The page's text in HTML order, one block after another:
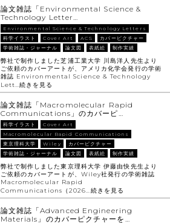
論文雑誌「Environmental Science &
Technology Letter…
Environmental Science & Technology Letters
科学イラスト
Cover Art ACS
カバーピクチャー
学術雑誌・ジャーナル
論文図 表紙絵 制作実績
弊社で制作しました芝浦工業大学 川島洋人先生より
ご依頼のカバーアートが、アメリカ化学会発行の学術
雑誌 Environmental Science & Technology
Lett…続きを見る
論文雑誌「Macromolecular Rapid
Communications」のカバーピ…
科学イラスト
Cover Art
Macromolecular Rapid Communications
東京理科大学
Wiley
カバーピクチャー
学術雑誌・ジャーナル
論文図 表紙絵 制作実績
弊社で制作しました東京理科大学 伊藤由快先生より
ご依頼のカバーアートが、Wiley社発行の学術雑誌
Macromolecular Rapid
Communications（2026…続きを見る
論文雑誌「Advanced Engineering
Materials」のカバーピクチャーを…